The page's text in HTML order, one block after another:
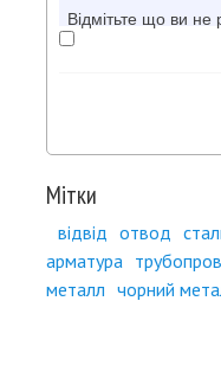
Відмітьте що ви не
Мітки
відвід отвод
арматура
металл чорний